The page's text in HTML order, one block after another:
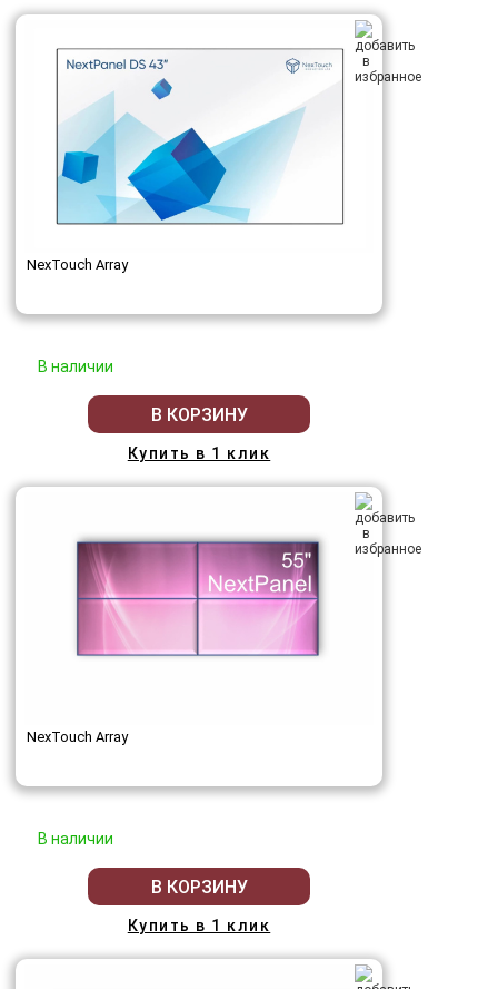
NexTouch Array
В наличии
В КОРЗИНУ
Купить в 1 клик
NexTouch Array
В наличии
В КОРЗИНУ
Купить в 1 клик